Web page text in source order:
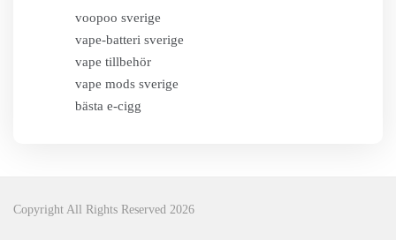
voopoo sverige
vape-batteri sverige
vape tillbehör
vape mods sverige
bästa e-cigg
Copyright All Rights Reserved 2026